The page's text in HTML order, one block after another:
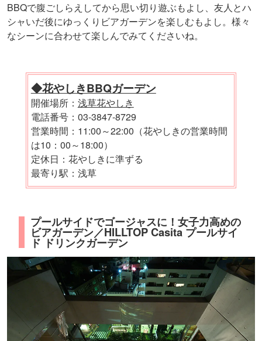
BBQで腹ごしらえしてから思い切り遊ぶもよし、友人とハ
シャいだ後にゆっくりビアガーデンを楽しむもよし。様々
なシーンに合わせて楽しんでみてくださいね。
◆花やしきBBQガーデン
開催場所： 浅草花やしき
電話番号：03-3847-8729
営業時間：11:00～22:00（花やしきの営業時間
は10：00～18:00）
定休日：花やしきに準ずる
最寄り駅：浅草
プールサイドでゴージャスに！女子力高めの
ビアガーデン／HILLTOP Casita プールサイ
ド ドリンクガーデン